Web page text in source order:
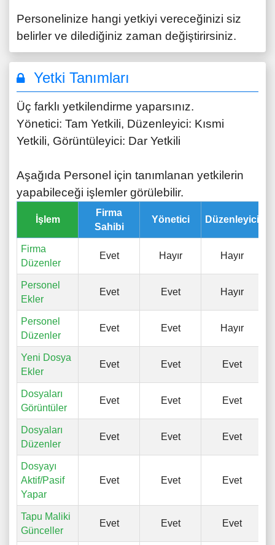
Personelinize hangi yetkiyi vereceğinizi siz
belirler ve dilediğiniz zaman değiştirirsiniz.
Yetki Tanımları
Üç farklı yetkilendirme yaparsınız.
Yönetici: Tam Yetkili, Düzenleyici: Kısmi
Yetkili, Görüntüleyici: Dar Yetkili
Aşağıda Personel için tanımlanan yetkilerin
yapabileceği işlemler görülebilir.
İşlem
Firma
Sahibi
Yönetici Düzenleyici
Firma
Düzenler
Evet Hayır Hayır
Personel
Ekler
Evet Evet Hayır
Personel
Düzenler
Evet Evet Hayır
Yeni Dosya
Ekler
Evet Evet Evet
Dosyaları
Görüntüler
Evet Evet Evet
Dosyaları
Düzenler
Evet Evet Evet
Dosyayı
Aktif/Pasif
Yapar
Evet Evet Evet
Tapu Maliki
Günceller
Evet Evet Evet